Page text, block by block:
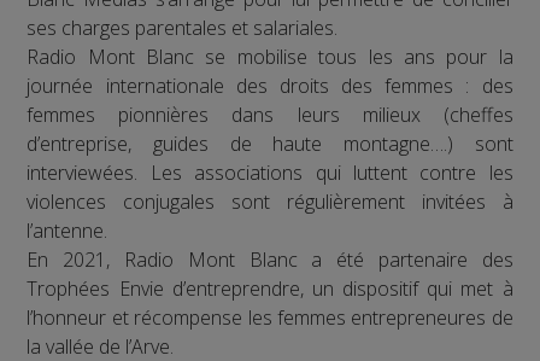
ses charges parentales et salariales.
Radio Mont Blanc se mobilise tous les ans pour la
journée internationale des droits des femmes : des
femmes pionnières dans leurs milieux (cheffes
d’entreprise, guides de haute montagne….) sont
interviewées. Les associations qui luttent contre les
violences conjugales sont régulièrement invitées à
l’antenne.
En 2021, Radio Mont Blanc a été partenaire des
Trophées Envie d’entreprendre, un dispositif qui met à
l’honneur et récompense les femmes entrepreneures de
la vallée de l’Arve.